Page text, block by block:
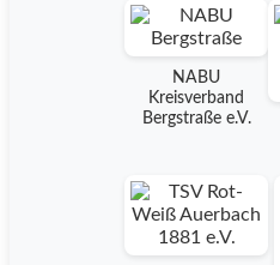
NABU
Kreisverband
Bergstraße e.V.